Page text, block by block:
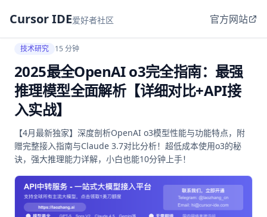
Cursor IDE爱好者社区 官方网站
技术研究 15 分钟
2025最全OpenAI o3完全指南：最强
推理模型全面解析【详细对比+API接
入实战】
【4月最新独家】深度剖析OpenAI o3模型性能与功能特点，附
赠完整接入指南与Claude 3.7对比分析！超低成本使用o3的秘
诀，强大推理能力详解，小白也能10分钟上手！